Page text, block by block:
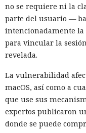
no se requiere ni la
parte del usuario —
intencionadamente
para vincular la
revelada.
La vulnerabilidad
macOS, así como a
que use sus
expertos publicaron
donde se puede